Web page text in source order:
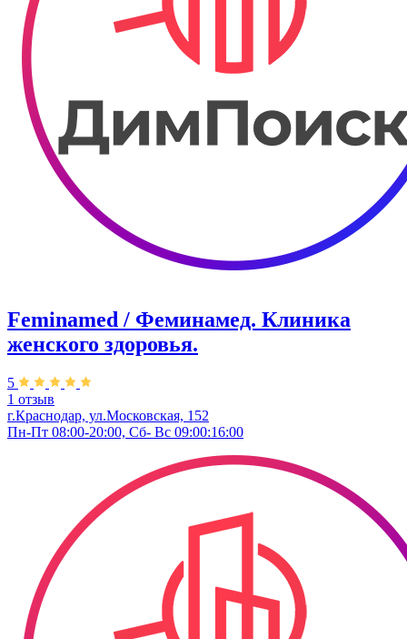
Feminamed / Феминамед. Клиника
женского здоровья.
5
1 отзыв
г.Краснодар, ул.Московская, 152
Пн-Пт 08:00-20:00, Сб- Вс 09:00:16:00